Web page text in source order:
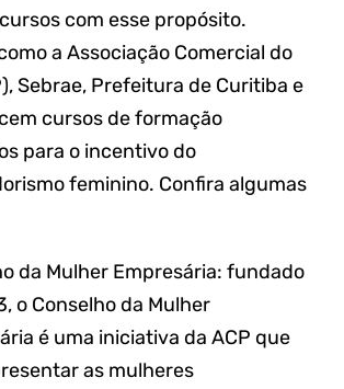
com esse propósito.
a Associação Comercial do
Sebrae, Prefeitura de Curitiba e
cursos de formação
para o incentivo do
feminino. Confira algumas
da Mulher Empresária: fundado
o Conselho da Mulher
é uma iniciativa da ACP que
as mulheres